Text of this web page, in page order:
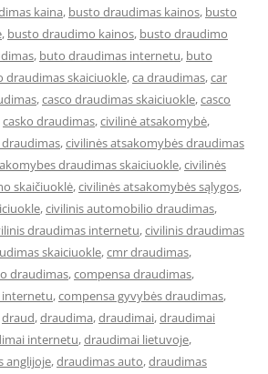
kaina, busto draudimas kainos, busto
, busto draudimo kainos, busto draudimo
, buto draudimas internetu, buto
draudimas skaiciuokle,ca draudimas,car
,casco draudimas skaiciuokle,casco
casko draudimas,civilinė atsakomybė,
,civilinės atsakomybės draudimas
draudimas skaiciuokle,civilinės
skaičiuoklė,civilinės atsakomybės sąlygos,
,civilinis automobilio draudimas,
draudimas internetu,civilinis draudimas
skaiciuokle,cmr draudimas,
draudimas,compensa draudimas,
internetu,compensa gyvybės draudimas,
draud,draudima,draudimai,draudimai
internetu,draudimai lietuvoje,
anglijoje,draudimas auto,draudimas